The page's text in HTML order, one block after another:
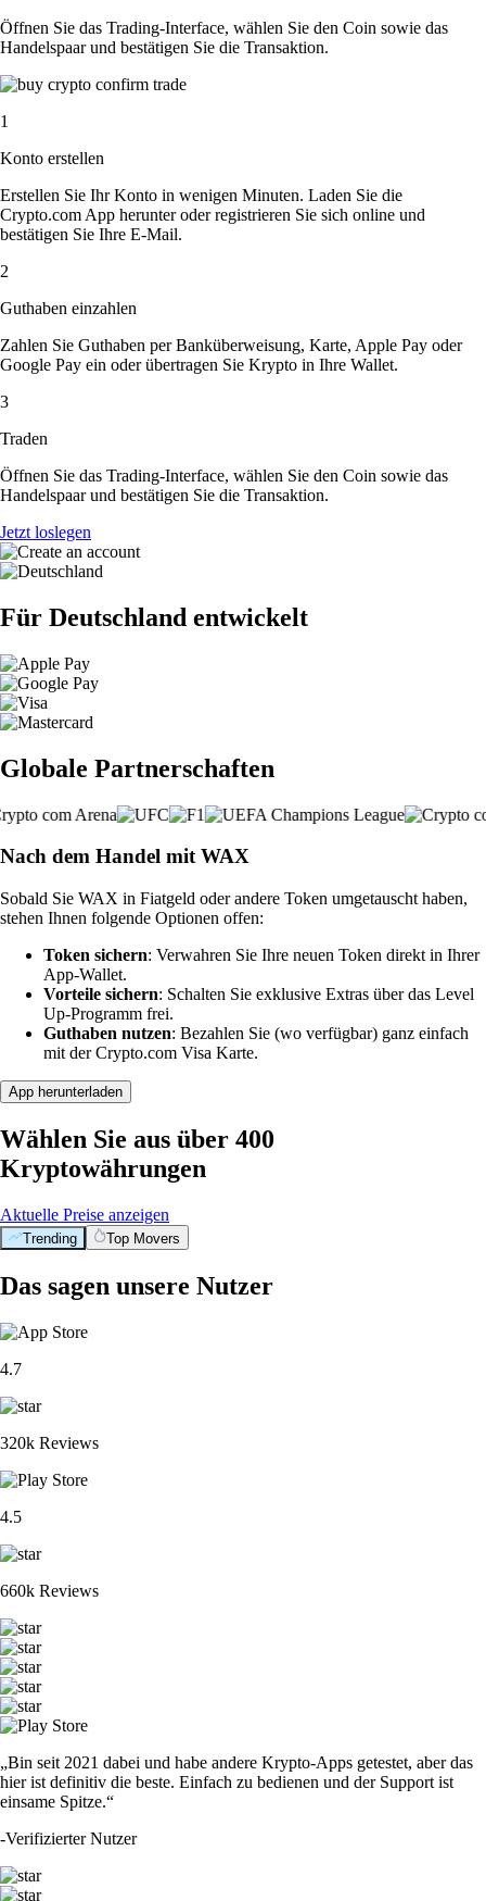
Öffnen Sie das Trading-Interface, wählen Sie den Coin sowie das
Handelspaar und bestätigen Sie die Transaktion.
1
Konto erstellen
Erstellen Sie Ihr Konto in wenigen Minuten. Laden Sie die
Crypto.com App herunter oder registrieren Sie sich online und
bestätigen Sie Ihre E-Mail.
2
Guthaben einzahlen
Zahlen Sie Guthaben per Banküberweisung, Karte, Apple Pay oder
Google Pay ein oder übertragen Sie Krypto in Ihre Wallet.
3
Traden
Öffnen Sie das Trading-Interface, wählen Sie den Coin sowie das
Handelspaar und bestätigen Sie die Transaktion.
Jetzt loslegen
Für Deutschland entwickelt
Globale Partnerschaften
Nach dem Handel mit WAX
Sobald Sie WAX in Fiatgeld oder andere Token umgetauscht haben,
stehen Ihnen folgende Optionen offen:
Token sichern: Verwahren Sie Ihre neuen Token direkt in Ihrer
App-Wallet.
Vorteile sichern: Schalten Sie exklusive Extras über das Level
Up-Programm frei.
Guthaben nutzen: Bezahlen Sie (wo verfügbar) ganz einfach
mit der Crypto.com Visa Karte.
App herunterladen
Wählen Sie aus über 400
Kryptowährungen
Aktuelle Preise anzeigen
Trending Top Movers
Das sagen unsere Nutzer
4.7
320k Reviews
4.5
660k Reviews
„Bin seit 2021 dabei und habe andere Krypto-Apps getestet, aber das
hier ist definitiv die beste. Einfach zu bedienen und der Support ist
einsame Spitze.“
-Verifizierter Nutzer